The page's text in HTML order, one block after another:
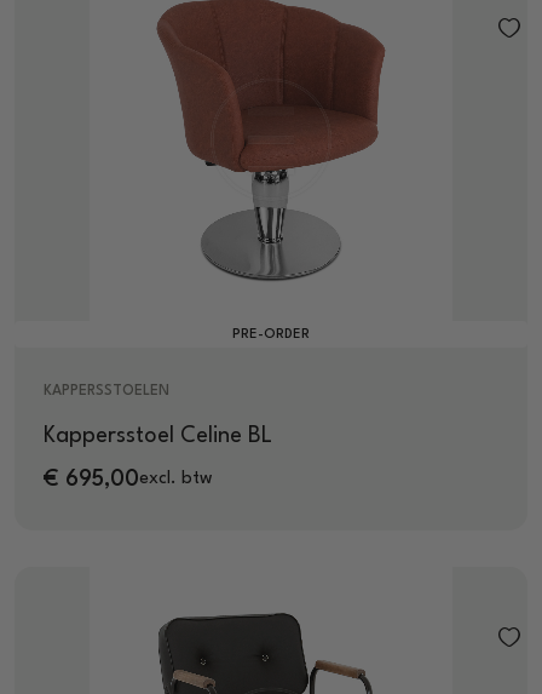
PRE-ORDER
KAPPERSSTOELEN
Kappersstoel Celine BL
€ 695,00excl. btw